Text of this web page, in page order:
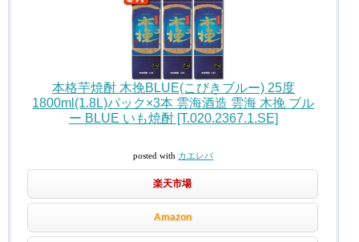
本格芋焼酎 木挽BLUE(こびきブルー) 25度
1800ml(1.8L)パック×3本 雲海酒造 雲海 木挽 ブル
ー BLUE いも焼酎 [T.020.2367.1.SE]
posted with カエレバ
楽天市場
Amazon